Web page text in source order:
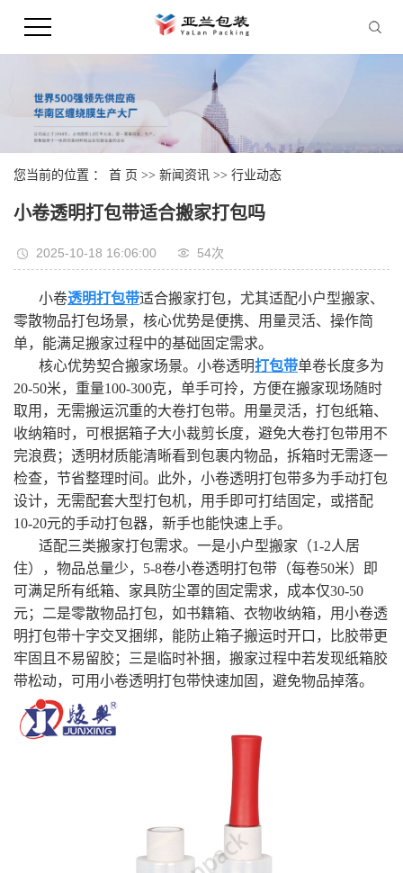
您当前的位置 ： 首 页 >> 新闻资讯 >> 行业动态
小卷透明打包带适合搬家打包吗
2025-10-18 16:06:00 54次
小卷透明打包带适合搬家打包，尤其适配小户型搬家、
零散物品打包场景，核心优势是便携、用量灵活、操作简
单，能满足搬家过程中的基础固定需求。
核心优势契合搬家场景。小卷透明打包带单卷长度多为
20-50米，重量100-300克，单手可拎，方便在搬家现场随时
取用，无需搬运沉重的大卷打包带。用量灵活，打包纸箱、
收纳箱时，可根据箱子大小裁剪长度，避免大卷打包带用不
完浪费；透明材质能清晰看到包裹内物品，拆箱时无需逐一
检查，节省整理时间。此外，小卷透明打包带多为手动打包
设计，无需配套大型打包机，用手即可打结固定，或搭配
10-20元的手动打包器，新手也能快速上手。
适配三类搬家打包需求。一是小户型搬家（1-2人居
住），物品总量少，5-8卷小卷透明打包带（每卷50米）即
可满足所有纸箱、家具防尘罩的固定需求，成本仅30-50
元；二是零散物品打包，如书籍箱、衣物收纳箱，用小卷透
明打包带十字交叉捆绑，能防止箱子搬运时开口，比胶带更
牢固且不易留胶；三是临时补捆，搬家过程中若发现纸箱胶
带松动，可用小卷透明打包带快速加固，避免物品掉落。